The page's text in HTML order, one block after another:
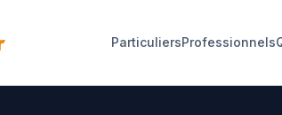
ParticuliersProfessionnels